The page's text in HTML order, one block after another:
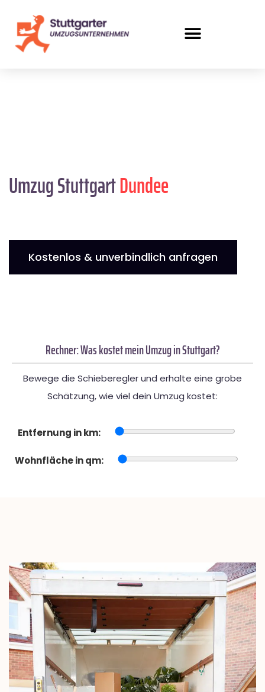
Umzug StuttgartDundee
Kostenlos & unverbindlich anfragen
Rechner: Was kostet mein Umzug in Stuttgart?
Bewege die Schieberegler und erhalte eine grobe
Schätzung, wie viel dein Umzug kostet:
Entfernung in km:
Wohnfläche in qm: